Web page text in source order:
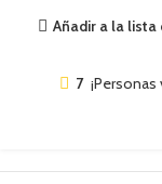
Añadir a la lista
7